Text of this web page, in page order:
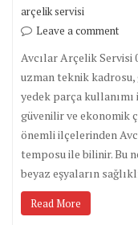
arçelik servisi
Leave a comment
Avcılar Arçelik Servisi
uzman teknik kadrosu,
yedek parça
güvenilir ve ekonomik
önemli ilçelerinden
temposu ile bilinir. Bu
beyaz eşyaların
Read More